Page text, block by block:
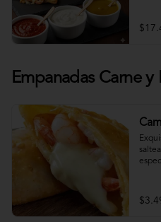
Empanadas Carne y